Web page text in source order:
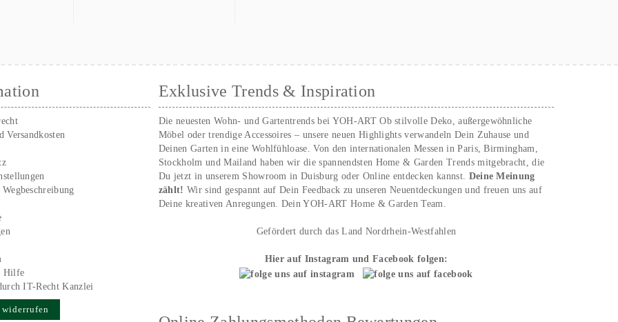
Versandkosten
Hilfe
IT-Recht Kanzlei
widerrufen
Exklusive Trends & Inspiration
Die neuesten Wohn- und Gartentrends bei YOH‑ART Ob stilvolle Deko, außergewöhnliche
Möbel oder trendige Accessoires – unsere neuen Highlights verwandeln Dein Zuhause und
Deinen Garten in eine Wohlfühloase. Von den internationalen Messen in Paris, Birmingham,
Stockholm und Mailand haben wir die spannendsten Home & Garden Trends mitgebracht, die
Du jetzt in unserem Showroom in Duisburg oder Online entdecken kannst. Deine Meinung
zählt!Wir sind gespannt auf Dein Feedback zu unseren Neuentdeckungen und freuen uns auf
Deine kreativen Anregungen. Dein YOH‑ART Home & Garden Team.
Gefördert durch das Land Nordrhein-Westfahlen
Hier auf Instagram und Facebook folgen: